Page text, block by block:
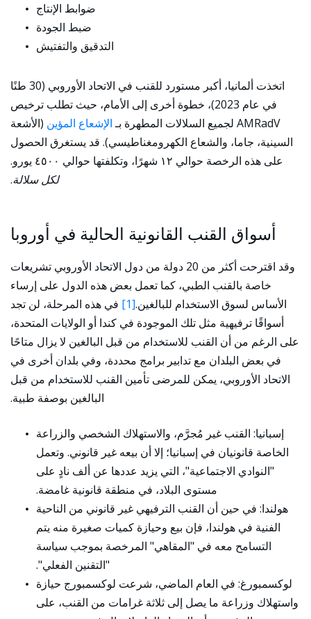
ضوابط الإنتاج
ضبط الجودة
التدقيق والتفتيش
اتخذت ألمانيا، أكبر مستورد للقنب في الاتحاد الأوروبي (30 طنًا
في عام 2023)، خطوة أخرى إلى الأمام، حيث تطلب ترخيص
AMRadV لجميع السلالات المطهرة بـ
الإشعاع المؤين (الأشعة
السينية، جاما، والشعاع الكهرومغناطيسي). قد يستغرق الحصول
على هذه الرخصة حوالي ١٢ شهرًا، وتكلفتها حوالي ٤٥٠٠ يورو.
لكل سلالة.
أسواق القنب القانونية الحالية في أوروبا
وقد اقترحت أكثر من 20 دولة من دول الاتحاد الأوروبي تشريعات
خاصة بالقنب الطبي، كما تعمل بعض هذه الدول على إرساء
الأساس لسوق الاستخدام للبالغين.[1]
في هذه المرحلة، لن تجد
أسواقًا ترفيهية مثل تلك الموجودة في كندا أو الولايات المتحدة،
على الرغم من أن القنب للاستخدام من قبل البالغين لا يزال متاحًا
في بعض البلدان مع تدابير برامج محددة، وفي بلدان أخرى في
الاتحاد الأوروبي، يمكن للمرضى تأمين القنب للاستخدام من قبل
البالغين بوصفة طبية.
إسبانيا: القنب غير مُجرَّم، والاستهلاك الشخصي والزراعة
الخاصة قانونيان في إسبانيا؛ إلا أن بيعه غير قانوني. وتعمل
"النوادي الاجتماعية"، التي يزيد عددها عن ألف نادٍ على
مستوى البلاد، في منطقة قانونية غامضة.
هولندا: في حين أن القنب الترفيهي غير قانوني من الناحية
الفنية في هولندا، فإن بيع وحيازة كميات صغيرة منه يتم
التسامح معه في "المقاهي" المرخصة بموجب سياسة
"التقنين الفعلي".
لوكسمبورغ: في العام الماضي، شرعت لوكسمبورج حيازة
واستهلاك وزراعة ما يصل إلى ثلاثة غرامات من القنب، على